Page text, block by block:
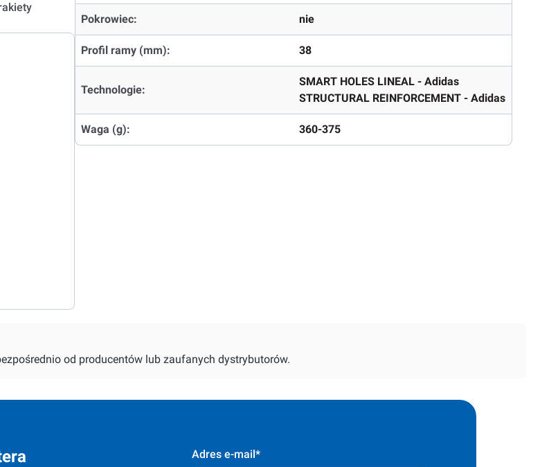
Pokrowiec: nie
Profil ramy (mm): 38
Technologie:
SMART HOLES LINEAL - Adidas
STRUCTURAL REINFORCEMENT - Adidas
Waga (g): 360-375
od producentów lub zaufanych dystrybutorów.
Adres e-mail*